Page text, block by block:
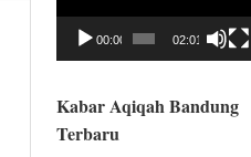
00:00 02:01
Kabar Aqiqah Bandung
Terbaru